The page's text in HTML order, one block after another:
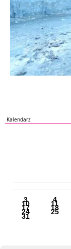
Kalendarz
3 4
10 11
17 18
24 25
31